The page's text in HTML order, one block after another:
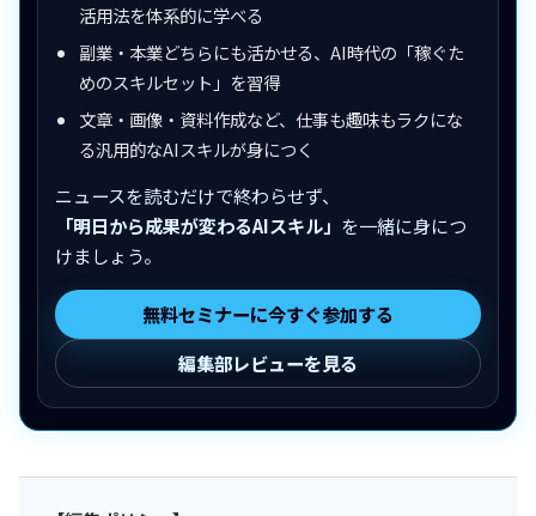
活用法を体系的に学べる
副業・本業どちらにも活かせる、AI時代の「稼ぐた
めのスキルセット」を習得
文章・画像・資料作成など、仕事も趣味もラクにな
る汎用的なAIスキルが身につく
ニュースを読むだけで終わらせず、
「明日から成果が変わるAIスキル」 を一緒に身につ
けましょう。
無料セミナーに今すぐ参加する
編集部レビューを見る